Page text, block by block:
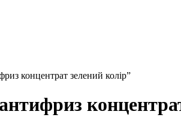
концентрат зелений колір”